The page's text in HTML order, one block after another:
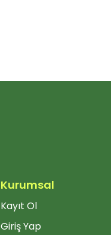
Kurumsal
Kayıt Ol
Giriş Yap